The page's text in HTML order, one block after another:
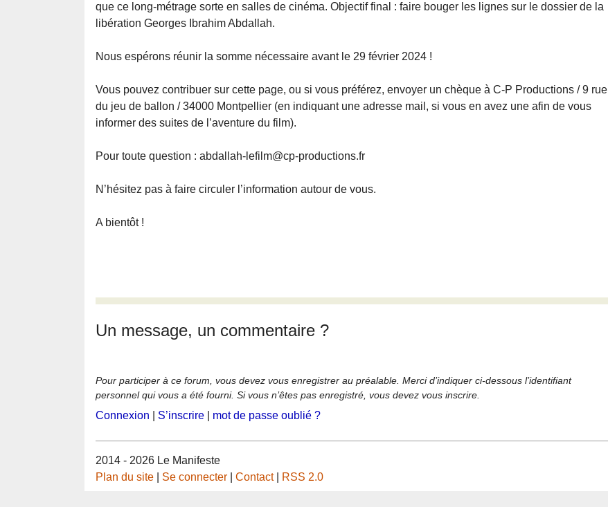
que ce long-métrage sorte en salles de cinéma. Objectif final : faire bouger les lignes sur le dossier de la
libération Georges Ibrahim Abdallah.
Nous espérons réunir la somme nécessaire avant le 29 février 2024 !
Vous pouvez contribuer sur cette page, ou si vous préférez, envoyer un chèque à C-P Productions / 9 rue
du jeu de ballon / 34000 Montpellier (en indiquant une adresse mail, si vous en avez une afin de vous
informer des suites de l’aventure du film).
Pour toute question : abdallah-lefilm@cp-productions.fr
N’hésitez pas à faire circuler l’information autour de vous.
A bientôt !
Un message, un commentaire ?
Pour participer à ce forum, vous devez vous enregistrer au préalable. Merci d’indiquer ci-dessous l’identifiant
personnel qui vous a été fourni. Si vous n’êtes pas enregistré, vous devez vous inscrire.
Connexion S’inscrire mot de passe oublié ?
2014 - 2026 Le Manifeste
Plan du site
Se connecter Contact| RSS 2.0